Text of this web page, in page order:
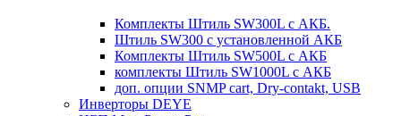
Комплекты Штиль SW300L с АКБ.
Штиль SW300 с установленной АКБ
Комплекты Штиль SW500L с АКБ
комплекты Штиль SW1000L с АКБ
доп. опции SNMP cart, Dry-contakt, USB
Инверторы DEYE